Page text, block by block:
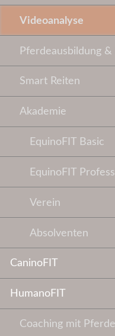
Videoanalyse
Pferdeausbildung
Smart Reiten
Akademie
EquinoFIT Basic
EquinoFIT
Verein
Absolventen
CaninoFIT
HumanoFIT
Coaching mit